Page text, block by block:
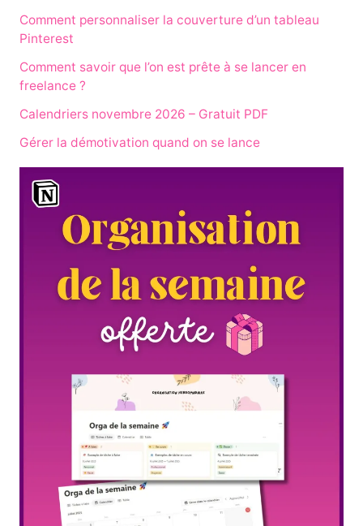
Comment personnaliser la couverture d’un tableau
Pinterest
Comment savoir que l’on est prête à se lancer en
freelance ?
Calendriers novembre 2026 – Gratuit PDF
Gérer la démotivation quand on se lance